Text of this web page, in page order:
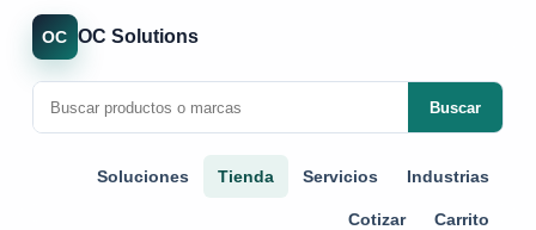
OC OC Solutions
Buscar
Soluciones Tienda Servicios Industrias
Cotizar Carrito